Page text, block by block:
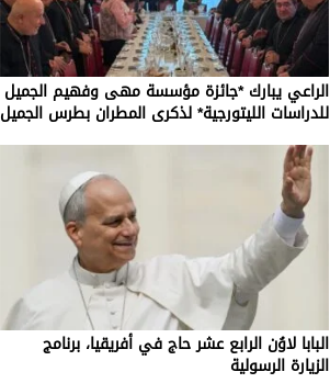
الراعي يبارك *جائزة مؤسسة مهى وفهيم الجميل
للدراسات الليتورجية* لذكرى المطران بطرس الجميل
البابا لاوُن الرابع عشر حاج في أفريقيا، برنامج
الزيارة الرسولية